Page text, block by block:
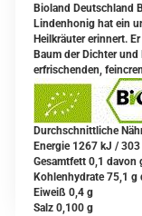
Bioland Deutschland
Lindenhonig hat ein
Heilkräuter erinnert.
Baum der Dichter
erfrischenden,
Durchschnittliche
Energie 1267 kJ / 303
Gesamtfett 0,1 davon
Kohlenhydrate 75,1 g
Eiweiß 0,4 g
Salz 0,100 g